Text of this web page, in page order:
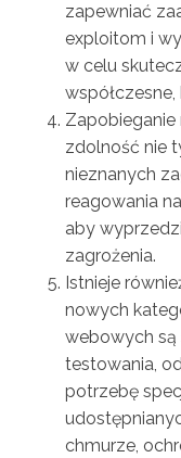
zapewniać
exploitom i
w celu
Zapobieganie
zdolność nie
nieznanych
reagowania
aby
zagrożenia.
Istnieje
nowych
webowych
testowania,
potrzebę
chmurze,